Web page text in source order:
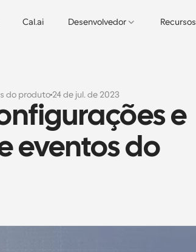
Cal.ai Desenvolvedor Recursos
do produto 24 de jul. de 2023
e
eventos do